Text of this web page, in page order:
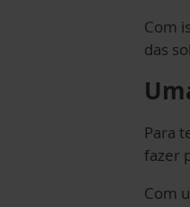
Com
das
Para
fazer
Com